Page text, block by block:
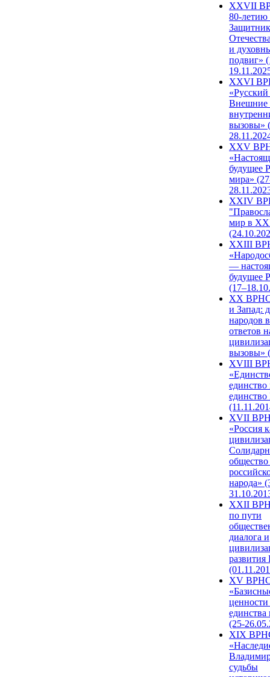
ХХVII
80-
и
подвиг»
XXVI
Внешние
вызовы»
XXV
будущее
мира»
XXIV
мир в
XXIII
—
будущее
XX ВРНС
и Запад:
народов
ответов
вызовы»
XVIII
единство
единство
XVII
«Россия
народа»
XXII
по пути
диалога и
развития
XV
единства
(25-
XIX
судьбы